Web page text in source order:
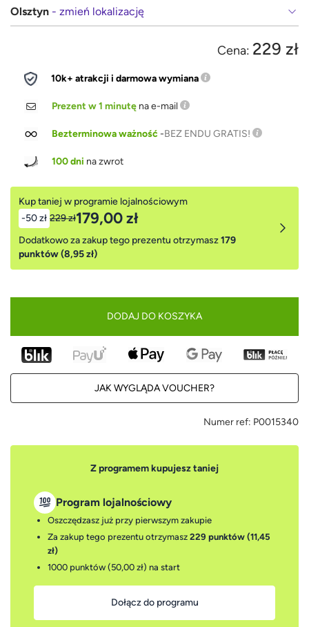
Olsztyn - zmień lokalizację
Cena: 229 zł
10k+ atrakcji i darmowa wymiana
Prezent w 1 minutę na e-mail
Bezterminowa ważność-BEZ ENDU GRATIS!
100 dni na zwrot
Kup taniej w programie lojalnościowym
-50 zł 229 zł179,00 zł
Dodatkowo za zakup tego prezentu otrzymasz179
punktów (8,95 zł)
DODAJ DO KOSZYKA
JAK WYGLĄDA VOUCHER?
Numer ref: P0015340
Z programem kupujesz taniej
Program lojalnościowy
Oszczędzasz już przy pierwszym zakupie
Za zakup tego prezentu otrzymasz 229 punktów (11,45
zł)
1000 punktów (50,00 zł) na start
Dołącz do programu